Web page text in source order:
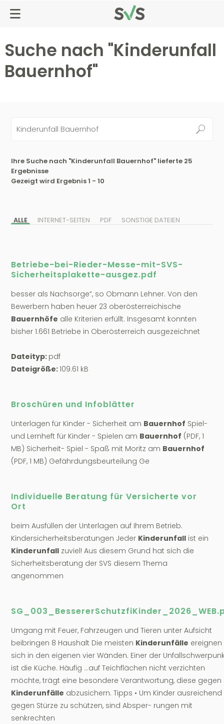
Seiteninhalt
springen
Navigation
springen
Suche nach "Kinderunfall
Bauernhof"
Ihre Suche nach "Kinderunfall Bauernhof" lieferte 25
Ergebnisse
Gezeigt wird Ergebnis 1 - 10
ALLE INTERNET-SEITEN PDF SONSTIGE DATEIEN
Betriebe-bei-Rieder-Messe-mit-SVS-
Sicherheitsplakette-ausgez.pdf
besser als Nachsorge“, so Obmann Lehner. Von den
Bewerbern haben heuer 23 oberösterreichische
Bauernhöfe alle Kriterien erfüllt. Insgesamt konnten
bisher 1.661 Betriebe in Oberösterreich ausgezeichnet
Dateityp: pdf
Dateigröße:109.61 kB
Broschüren und Infoblätter
Unterlagen für Kinder - Sicherheit am Bauernhof Spiel-
und Lernheft für Kinder - Spielen am Bauernhof (PDF, 1
MB) Sicherheit- Spiel - Spaß mit Moritz am Bauernhof
(PDF, 1 MB) Gefährdungsbeurteilung Ge
Individuelle Beratung für Versicherte vor
Ort
beim Ausfüllen der Unterlagen auf Ihrem Betrieb.
Kindersicherheitsberatungen Jeder Kinderunfall ist ein
Kinderunfall zuviel! Aus diesem Grund hat sich die
Sicherheitsberatung der SVS diesem Thema
angenommen
Umgang mit Feuer, Fahrzeugen und Tieren unter Aufsicht
beibringen 8 Haushalt Die meisten Kinderunfälle ereignen
sich in den eigenen vier Wänden. Einer der
ist die Küche. Häufig ...auf Teichflächen nicht verzichten
möchte, trägt eine besondere Verantwortung, diese gegen
Kinderunfälle abzusichern. Tipps • Um Kinder ausreichend
gegen Stürze zu schützen, sind Absper- rungen mit
senkrechten